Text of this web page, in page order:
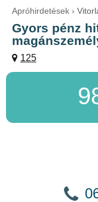
Apróhirdetések
Gyors pénz
125